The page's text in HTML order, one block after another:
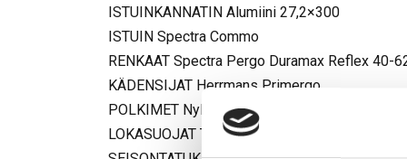
ISTUINKANNATIN Alumiini 27,2×300
ISTUIN Spectra Commo
RENKAAT Spectra Pergo Duramax Reflex 40-
KÄDENSIJAT Herrmans Primergo
POLKIMET Nylon, antislip
LOKASUOJAT Teräs